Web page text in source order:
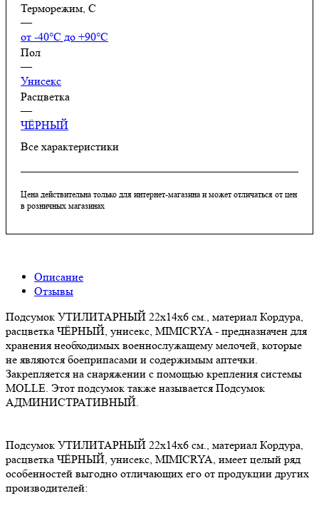
Терморежим, C
—
от -40°С до +90°С
Пол
—
Унисекс
Расцветка
—
ЧЁРНЫЙ
Все характеристики
Цена действительна только для интернет-магазина и может отличаться от цен
в розничных магазинах
Описание
Отзывы
Подсумок УТИЛИТАРНЫЙ 22x14x6 см., материал Кордура,
расцветка ЧЁРНЫЙ, унисекс, MIMICRYA - предназначен для
хранения необходимых военнослужащему мелочей, которые
не являются боеприпасами и содержимым аптечки.
Закрепляется на снаряжении с помощью крепления системы
MOLLE. Этот подсумок также называется Подсумок
АДМИНИСТРАТИВНЫЙ.
Подсумок УТИЛИТАРНЫЙ 22x14x6 см., материал Кордура,
расцветка ЧЁРНЫЙ, унисекс, MIMICRYA, имеет целый ряд
особенностей выгодно отличающих его от продукции других
производителей: